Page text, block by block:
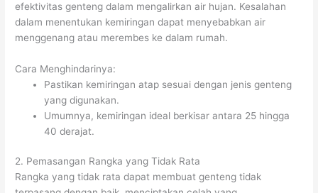
efektivitas genteng dalam mengalirkan air hujan. Kesalahan
dalam menentukan kemiringan dapat menyebabkan air
menggenang atau merembes ke dalam rumah.
Cara Menghindarinya:
Pastikan kemiringan atap sesuai dengan jenis genteng
yang digunakan.
Umumnya, kemiringan ideal berkisar antara 25 hingga
40 derajat.
2. Pemasangan Rangka yang Tidak Rata
Rangka yang tidak rata dapat membuat genteng tidak